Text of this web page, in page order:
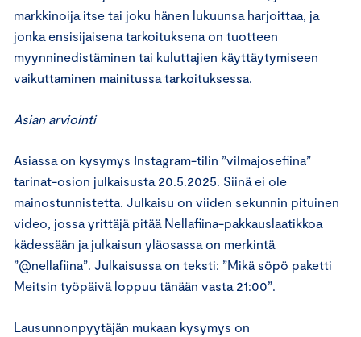
markkinoija itse tai joku hänen lukuunsa harjoittaa, ja
jonka ensisijaisena tarkoituksena on tuotteen
myynninedistäminen tai kuluttajien käyttäytymiseen
vaikuttaminen mainitussa tarkoituksessa.
Asian arviointi
Asiassa on kysymys Instagram-tilin ”vilmajosefiina”
tarinat-osion julkaisusta 20.5.2025. Siinä ei ole
mainostunnistetta. Julkaisu on viiden sekunnin pituinen
video, jossa yrittäjä pitää Nellafiina-pakkauslaatikkoa
kädessään ja julkaisun yläosassa on merkintä
”@nellafiina”. Julkaisussa on teksti: ”Mikä söpö paketti
Meitsin työpäivä loppuu tänään vasta 21:00”.
Lausunnonpyytäjän mukaan kysymys on